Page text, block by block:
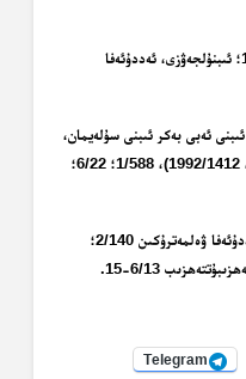
– ئىبنى ھىببان، كىتابۇلمەجرۇھىن 1/494؛ ئىبنۇلجەۋزى، ئەددۇئەفا
ئەبى بەكر ئىبنى سۇلەيمان،
مەجمەئۇززەۋائىد ۋە مەنبەئۇلفەۋائىد (دارۇلفكر، 1992/1412)، 1/588؛ 6/22؛
– تىرمىزى، تاھارەت 3؛ ئىبنۇلجەۋزى، ئەددۇئەفا ۋەلمەترۇكىن 2/140؛
Telegram